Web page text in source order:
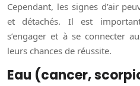
Cependant, les signes d’air
et détachés. Il est
s’engager et à se connecter
leurs chances de réussite.
Eau (cancer,